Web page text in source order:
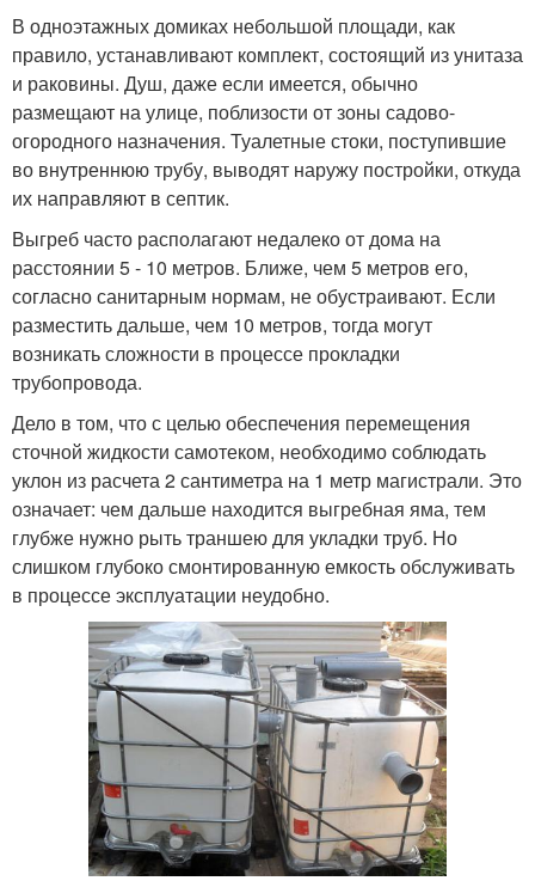
В одноэтажных домиках небольшой площади, как
правило, устанавливают комплект, состоящий из унитаза
и раковины. Душ, даже если имеется, обычно
размещают на улице, поблизости от зоны садово-
огородного назначения. Туалетные стоки, поступившие
во внутреннюю трубу, выводят наружу постройки, откуда
их направляют в септик.
Выгреб часто располагают недалеко от дома на
расстоянии 5 - 10 метров. Ближе, чем 5 метров его,
согласно санитарным нормам, не обустраивают. Если
разместить дальше, чем 10 метров, тогда могут
возникать сложности в процессе прокладки
трубопровода.
Дело в том, что с целью обеспечения перемещения
сточной жидкости самотеком, необходимо соблюдать
уклон из расчета 2 сантиметра на 1 метр магистрали. Это
означает: чем дальше находится выгребная яма, тем
глубже нужно рыть траншею для укладки труб. Но
слишком глубоко смонтированную емкость обслуживать
в процессе эксплуатации неудобно.